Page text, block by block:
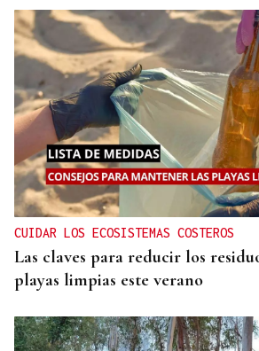
CUIDAR LOS ECOSISTEMAS COSTEROS
Las claves para reducir los
playas limpias este verano